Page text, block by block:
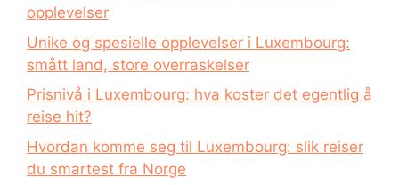
opplevelser
Unike og spesielle opplevelser i Luxembourg:
smått land, store overraskelser
Prisnivå i Luxembourg: hva koster det egentlig å
reise hit?
Hvordan komme seg til Luxembourg: slik reiser
du smartest fra Norge